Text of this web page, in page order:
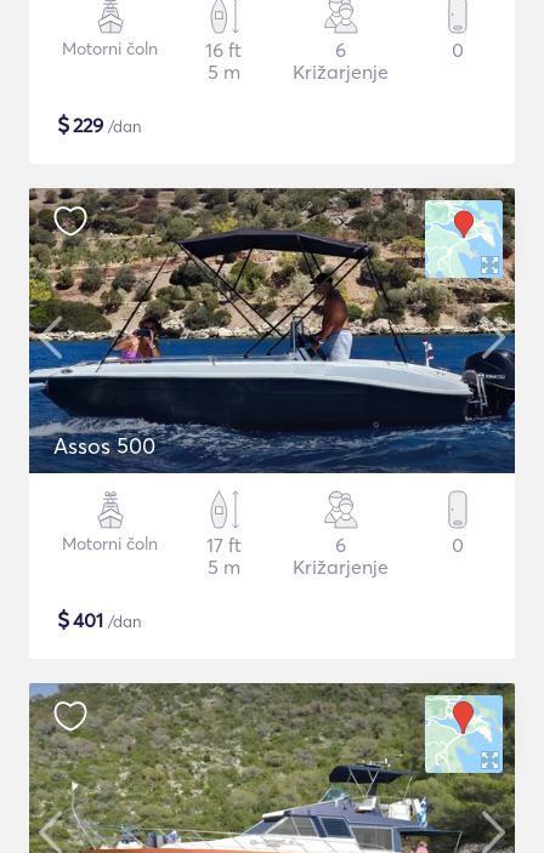
Motorni čoln
16 ft
5 m
6
Križarjenje
0
$229 /dan
Assos 500
Motorni čoln
17 ft
5 m
6
Križarjenje
0
$401 /dan